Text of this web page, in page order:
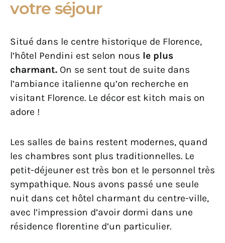
votre séjour
Situé dans le centre historique de Florence,
l’hôtel Pendini est selon nous le plus
charmant. On se sent tout de suite dans
l’ambiance italienne qu’on recherche en
visitant Florence. Le décor est kitch mais on
adore !
Les salles de bains restent modernes, quand
les chambres sont plus traditionnelles. Le
petit-déjeuner est très bon et le personnel très
sympathique. Nous avons passé une seule
nuit dans cet hôtel charmant du centre-ville,
avec l’impression d’avoir dormi dans une
résidence florentine d’un particulier.